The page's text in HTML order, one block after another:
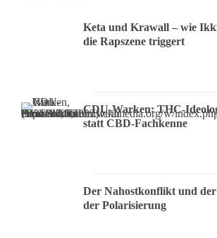
Keta und Krawall – wie
die Rapszene triggert
CDU-Warken: THC-
statt CBD-Fachkenne
Der Nahostkonflikt und der
der Polarisierung